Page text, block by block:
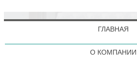
ГЛАВНАЯ
О КОМПАНИИ